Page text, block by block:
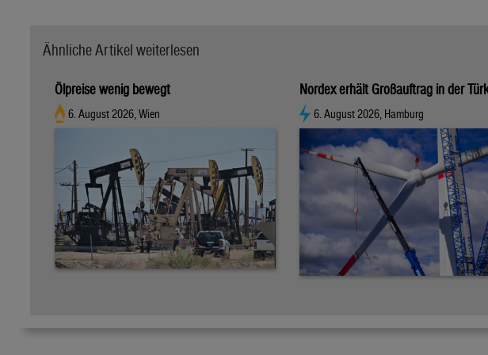
Ähnliche Artikel weiterlesen
Ölpreise wenig bewegt
6. August 2026, Wien
Nordex erhält Großauftrag in der
6. August 2026, Hamburg